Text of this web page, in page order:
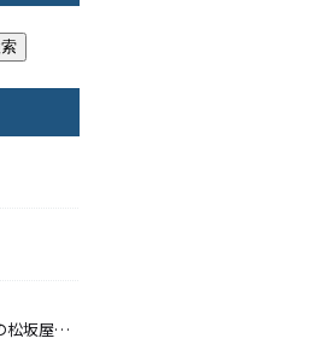
8/2～4の3日間 名古屋の松坂屋でサンローランの改装工事をしてきました。